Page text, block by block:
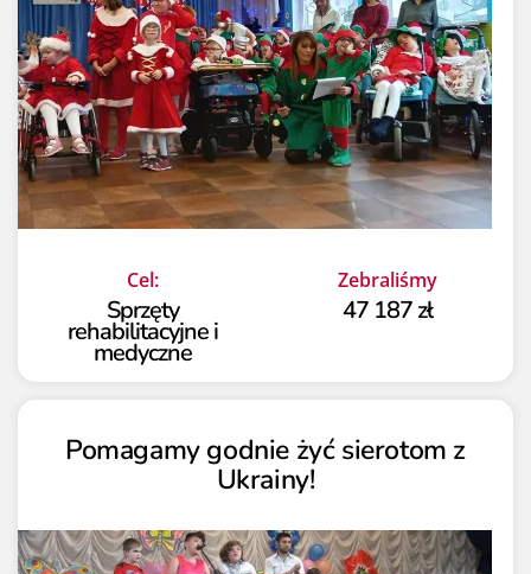
Cel:
Sprzęty
rehabilitacyjne i
medyczne
Zebraliśmy
47 187 zł
Pomagamy godnie żyć sierotom z
Ukrainy!